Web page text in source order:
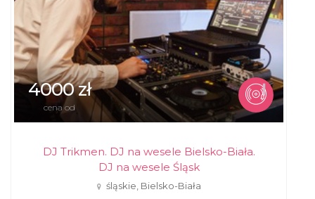
4000 zł
cena od
DJ Trikmen. DJ na wesele Bielsko-Biała.
DJ na wesele Śląsk
śląskie, Bielsko-Biała